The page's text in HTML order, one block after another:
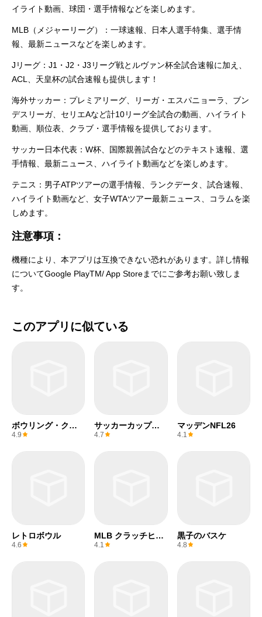
イライト動画、球団・選手情報などを楽しめます。
MLB（メジャーリーグ）：一球速報、日本人選手特集、選手情
報、最新ニュースなどを楽しめます。
Jリーグ：J1・J2・J3リーグ戦とルヴァン杯全試合速報に加え、
ACL、天皇杯の試合速報も提供します！
海外サッカー：プレミアリーグ、リーガ・エスパニョーラ、ブン
デスリーガ、セリエAなど計10リーグ全試合の動画、ハイライト
動画、順位表、クラブ・選手情報を提供しております。
サッカー日本代表：W杯、国際親善試合などのテキスト速報、選
手情報、最新ニュース、ハイライト動画などを楽しめます。
テニス：男子ATPツアーの選手情報、ランクデータ、試合速報、
ハイライト動画など、女子WTAツアー最新ニュース、コラムを楽
しめます。
注意事項：
機種により、本アプリは互換できない恐れがあります。詳し情報
についてGoogle PlayTM/ App Storeまでにご参考お願い致しま
す。
このアプリに似ている
ボウリング・クル
ー
4.9
サッカーカップ
2025
4.7
マッデンNFL26
4.1
レトロボウル
4.6
MLB クラッチヒッ
トベースボール 24
4.1
黒子のバスケ
4.8